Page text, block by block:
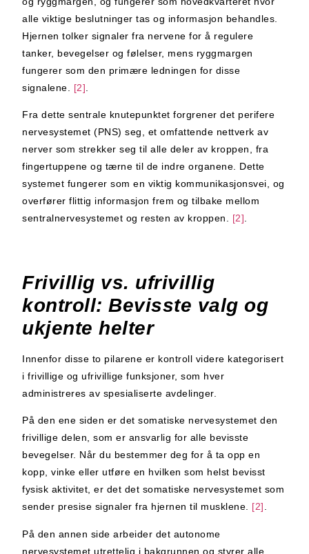
alle viktige beslutninger tas og informasjon behandles.
Hjernen tolker signaler fra nervene for å regulere
tanker, bevegelser og følelser, mens ryggmargen
fungerer som den primære ledningen for disse
signalene. [2]
Fra dette sentrale knutepunktet forgrener det perifere
nervesystemet (PNS) seg, et omfattende nettverk av
nerver som strekker seg til alle deler av kroppen, fra
fingertuppene og tærne til de indre organene. Dette
systemet fungerer som en viktig kommunikasjonsvei, og
overfører flittig informasjon frem og tilbake mellom
sentralnervesystemet og resten av kroppen. [2]
Frivillig vs. ufrivillig
kontroll: Bevisste valg og
ukjente helter
Innenfor disse to pilarene er kontroll videre kategorisert
i frivillige og ufrivillige funksjoner, som hver
administreres av spesialiserte avdelinger.
På den ene siden er det somatiske nervesystemet den
frivillige delen, som er ansvarlig for alle bevisste
bevegelser. Når du bestemmer deg for å ta opp en
kopp, vinke eller utføre en hvilken som helst bevisst
fysisk aktivitet, er det det somatiske nervesystemet som
sender presise signaler fra hjernen til musklene. [2].
På den annen side arbeider det autonome
nervesystemet utrettelig i bakgrunnen og styrer alle